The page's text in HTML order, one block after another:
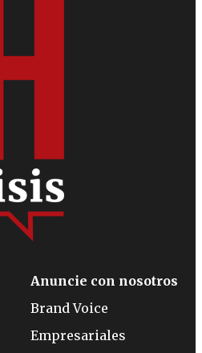
Anuncie con nosotros
Brand Voice
Empresariales